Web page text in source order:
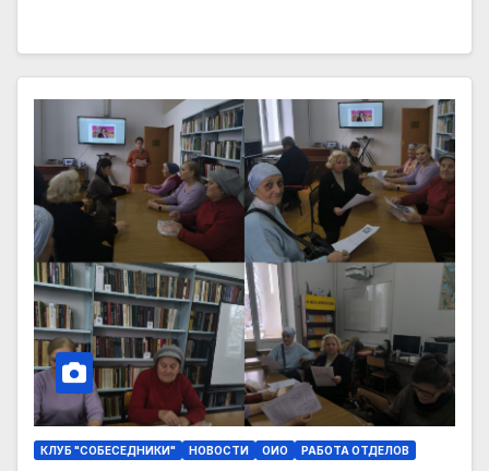
КЛУБ "СОБЕСЕДНИКИ" НОВОСТИ ОИО РАБОТА ОТДЕЛОВ